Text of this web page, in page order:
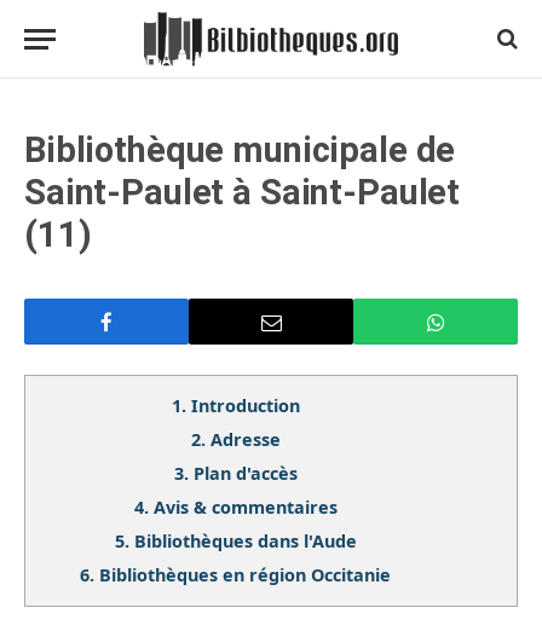
Bibliothèque municipale de
Saint-Paulet à Saint-Paulet
(11)
1. Introduction
2. Adresse
3. Plan d'accès
4. Avis & commentaires
5. Bibliothèques dans l'Aude
6. Bibliothèques en région Occitanie